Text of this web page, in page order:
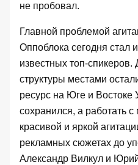
не пробовал.
Главной проблемой
Оппоблока сегодня стал
известных топ-спикеров.
структуры местами
ресурс на Юге и Востоке
сохранился, а работать
красивой и яркой
рекламных сюжетах до
Александр Вилкул и